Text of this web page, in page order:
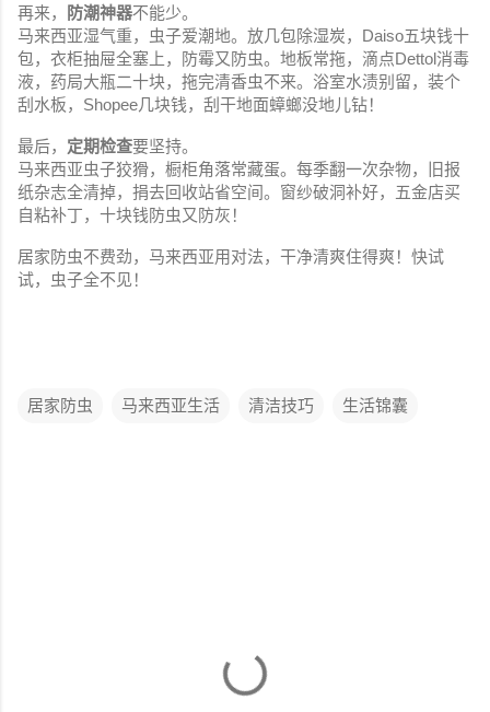
再来， 防潮神器不能少。
马来西亚湿气重，虫子爱潮地。放几包除湿炭，Daiso五块钱十
包，衣柜抽屉全塞上，防霉又防虫。地板常拖，滴点Dettol消毒
液，药局大瓶二十块，拖完清香虫不来。浴室水渍别留，装个
刮水板，Shopee几块钱，刮干地面蟑螂没地儿钻！
最后， 定期检查要坚持。
马来西亚虫子狡猾，橱柜角落常藏蛋。每季翻一次杂物，旧报
纸杂志全清掉，捐去回收站省空间。窗纱破洞补好，五金店买
自粘补丁，十块钱防虫又防灰！
居家防虫不费劲，马来西亚用对法，干净清爽住得爽！快试
试，虫子全不见！
居家防虫 马来西亚生活 清洁技巧 生活锦囊